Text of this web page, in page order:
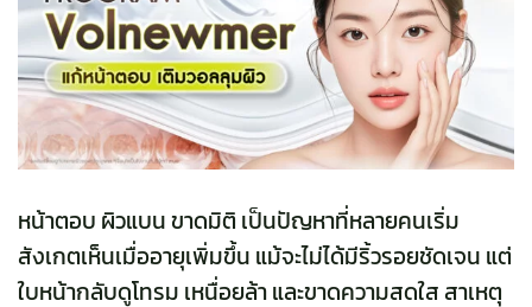
หน้าตอบ ผิวแบน ขาดมิติ เป็นปัญหาที่หลายคนเริ่ม
สังเกตเห็นเมื่ออายุเพิ่มขึ้น แม้จะไม่ได้มีริ้วรอยชัดเจน แต่
ใบหน้ากลับดูโทรม เหนื่อยล้า และขาดความสดใส สาเหตุ